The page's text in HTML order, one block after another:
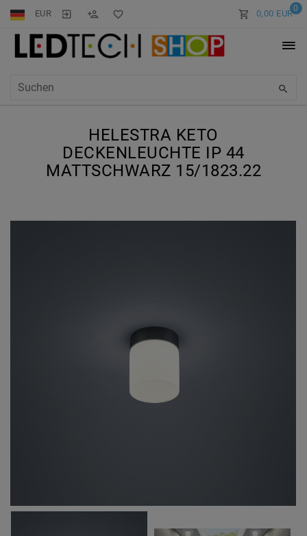
EUR 0
0,00 EUR
HELESTRA KETO
DECKENLEUCHTE IP 44
MATTSCHWARZ 15/1823.22